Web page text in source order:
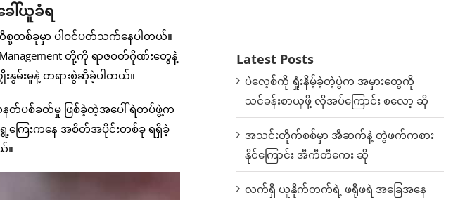
ါ်ယူခံရ
စတစ်ခုမှာ ပါဝင်ပတ်သက်နေပါတယ်။
တို့ကို ရာဇဝတ်ဂိုဏ်းတွေနဲ့
မ်းမှုနဲ့ တရားစွဲဆိုခဲ့ပါတယ်။
တ်ပစ်ခတ်မှု ဖြစ်ခဲ့တဲ့အပေါ် ရဲတပ်ဖွဲ့က
ကြေးကနေ အစိတ်အပိုင်းတစ်ခု ရရှိခဲ့
။
Latest Posts
ပဲလေ့စ်ကို ရှုံးနိမ့်ခဲ့တဲ့ပွဲက အမှားတွေကို
သင်ခန်းစာယူဖို့ လိုအပ်ကြောင်း စလော့ ဆို
အသင်းတိုက်စစ်မှာ အီဆက်နဲ့ တွဲဖက်ကစား
နိုင်ကြောင်း အီကီတီကေး ဆို
လက်ရှိ ယူနိုက်တက်ရဲ့ ဖရိုဖရဲ အခြေအနေ